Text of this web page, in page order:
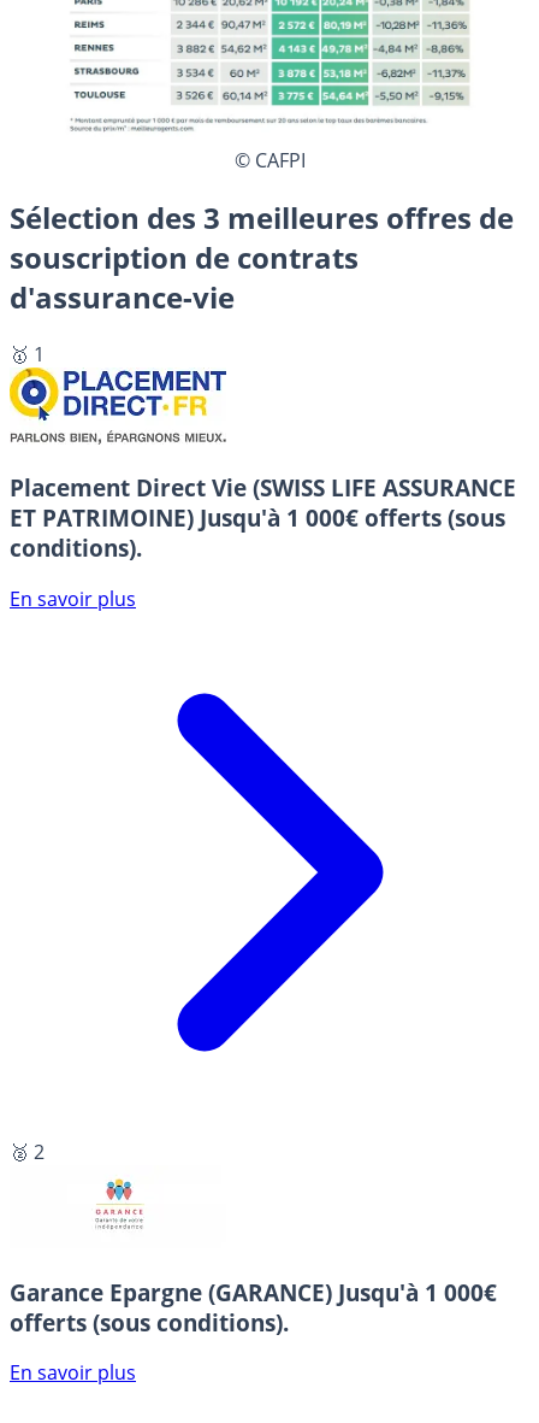
© CAFPI
Sélection des 3 meilleures offres de
souscription de contrats
d'assurance-vie
🥇 1
Placement Direct Vie (SWISS LIFE ASSURANCE
ET PATRIMOINE) Jusqu'à 1 000€ offerts (sous
conditions).
En savoir plus
🥈 2
Garance Epargne (GARANCE) Jusqu'à 1 000€
offerts (sous conditions).
En savoir plus